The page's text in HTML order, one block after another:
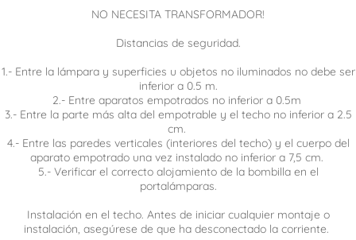
NO NECESITA TRANSFORMADOR!
Distancias de seguridad.
1.- Entre la lámpara y superficies u objetos no iluminados no debe ser
inferior a 0.5 m.
2.- Entre aparatos empotrados no inferior a 0.5m
3.- Entre la parte más alta del empotrable y el techo no inferior a 2.5
cm.
4.- Entre las paredes verticales (interiores del techo) y el cuerpo del
aparato empotrado una vez instalado no inferior a 7,5 cm.
5.- Verificar el correcto alojamiento de la bombilla en el
portalámparas.
Instalación en el techo. Antes de iniciar cualquier montaje o
instalación, asegúrese de que ha desconectado la corriente.